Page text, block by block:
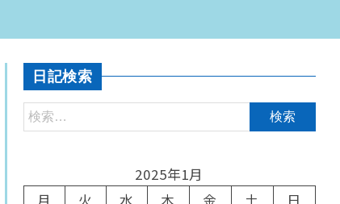
日記検索
2025年1月
月
火 水 木 金 土
日